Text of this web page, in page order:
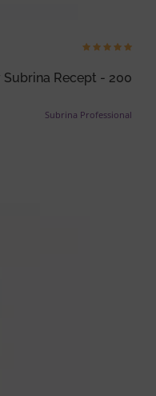
Recept - 200
Subrina Professional